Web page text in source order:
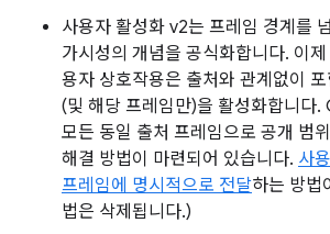
사용자 활성화 v2는 프레임 경계를
가시성의 개념을 공식화합니다. 이
용자 상호작용은 출처와 관계없이
(및 해당 프레임만)을 활성화합니다
모든 동일 출처 프레임으로 공개 범
해결 방법이 마련되어 있습니다. 사
프레임에 명시적으로 전달하는 방법
법은 삭제됩니다.)